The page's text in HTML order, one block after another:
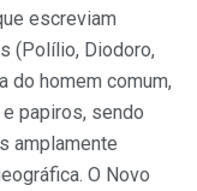
escreviam
(Polílio, Diodoro,
do homem comum,
papiros, sendo
amplamente
O Novo